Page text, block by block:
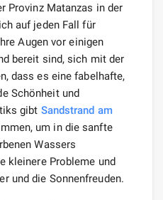
Provinz Matanzas in der
auf jeden Fall für
Augen vor einigen
bereit sind, sich mit der
dass es eine fabelhafte,
Schönheit und
gibt Sandstrand am
um in die sanfte
Wassers
kleinere Probleme und
und die Sonnenfreuden.